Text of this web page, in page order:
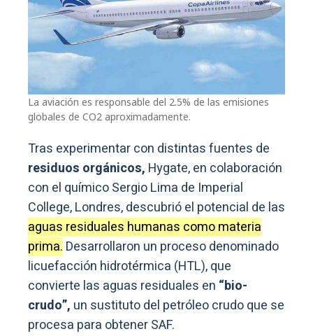
La aviación es responsable del 2.5% de las emisiones
globales de CO2 aproximadamente.
Tras experimentar con distintas fuentes de
residuos orgánicos, Hygate, en colaboración
con el químico Sergio Lima de Imperial
College, Londres, descubrió el potencial de las
aguas residuales humanas como materia
prima. Desarrollaron un proceso denominado
licuefacción hidrotérmica (HTL), que
convierte las aguas residuales en “bio-
crudo”, un sustituto del petróleo crudo que se
procesa para obtener SAF.